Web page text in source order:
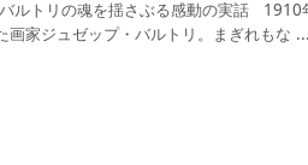
ルトリの魂を揺さぶる感動の実話 1910
画家ジュゼップ・バルトリ。まぎれもな ...